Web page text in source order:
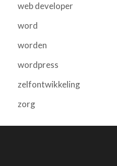
web developer
word
worden
wordpress
zelfontwikkeling
zorg